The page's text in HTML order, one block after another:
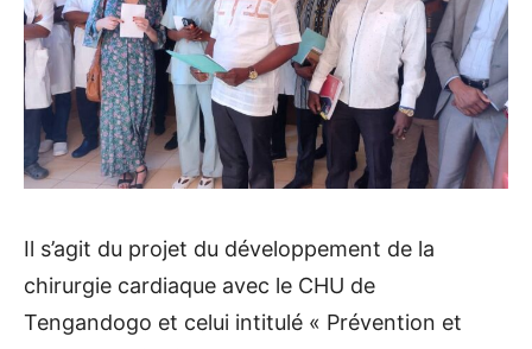
Il s’agit du projet du développement de la
chirurgie cardiaque avec le CHU de
Tengandogo et celui intitulé « Prévention et